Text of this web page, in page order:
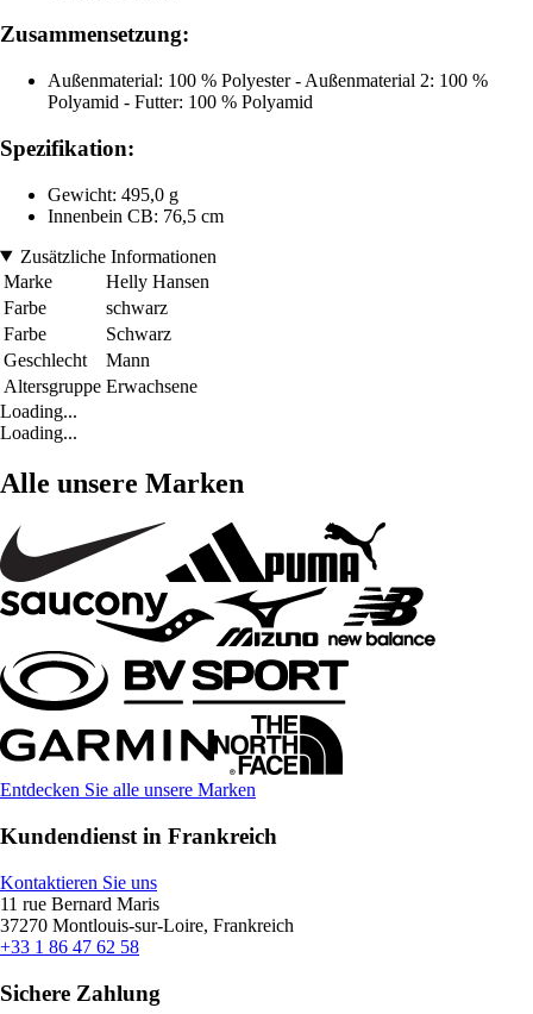
Zusammensetzung:
Außenmaterial: 100 % Polyester - Außenmaterial 2: 100 %
Polyamid - Futter: 100 % Polyamid
Spezifikation:
Gewicht: 495,0 g
Innenbein CB: 76,5 cm
Zusätzliche Informationen
Marke
Helly Hansen
Farbe
schwarz
Farbe
Schwarz
Geschlecht
Mann
Altersgruppe Erwachsene
Loading...
Loading...
Alle unsere Marken
Entdecken Sie alle unsere Marken
Kundendienst in Frankreich
Kontaktieren Sie uns
11 rue Bernard Maris
37270 Montlouis-sur-Loire, Frankreich
+33 1 86 47 62 58
Sichere Zahlung